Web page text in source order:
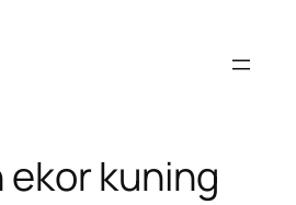
ekor kuning